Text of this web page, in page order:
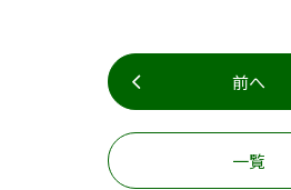
前へ
一覧